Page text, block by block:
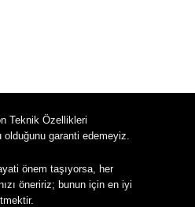
Teknik Özellikleri
garanti edemeyiz.
önem taşıyorsa, her
öneririz; bunun için en iyi